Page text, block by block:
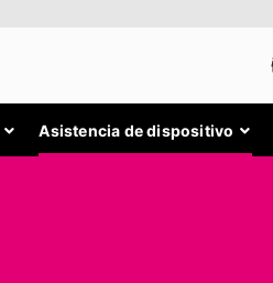
Asistencia de dispositivo